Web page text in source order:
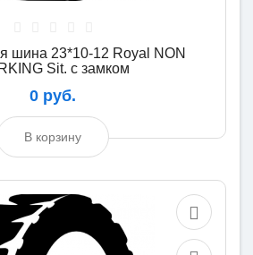
шина 23*10-12 Royal NON
Sit. с замком
0 руб.
В корзину